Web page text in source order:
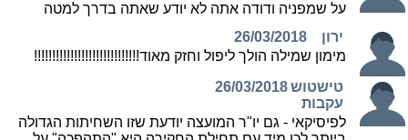
על שמפניה ודודה אתה לא יודע שאתה בדרך למטה
ירון
26/03/2018
מימון שמילה הולך ליפול וחזק מאוד!!!!!!!!!!!!!!!!!!!!!!!!!!!!!
טישטוש
עקבות
26/03/2018
לפיסיקאי - גם יו"ר המועצה יודעת שזו השחיתות הגדולה